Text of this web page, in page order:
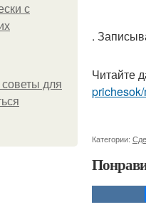
с
для
.
Читайте
Категории: